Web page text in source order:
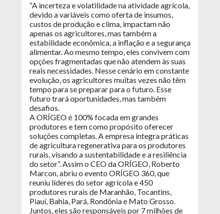
“A incerteza e volatilidade na atividade agrícola,
devido a variáveis como oferta de insumos,
custos de produção e clima, impactam não
apenas os agricultores, mas também a
estabilidade econômica, a inflação e a segurança
alimentar. Ao mesmo tempo, eles convivem com
opções fragmentadas que não atendem às suas
reais necessidades. Nesse cenário em constante
evolução, os agricultores muitas vezes não têm
tempo para se preparar para o futuro. Esse
futuro trará oportunidades, mas também
desafios.
A ORÍGEO é 100% focada em grandes
produtores e tem como propósito oferecer
soluções completas. A empresa integra práticas
de agricultura regenerativa para os produtores
rurais, visando a sustentabilidade e a resiliência
do setor”. Assim o CEO da ORÍGEO, Roberto
Marcon, abriu o evento ORÍGEO 360, que
reuniu líderes do setor agrícola e 450
produtores rurais de Maranhão, Tocantins,
Piauí, Bahia, Pará, Rondônia e Mato Grosso.
Juntos, eles são responsáveis por 7 milhões de